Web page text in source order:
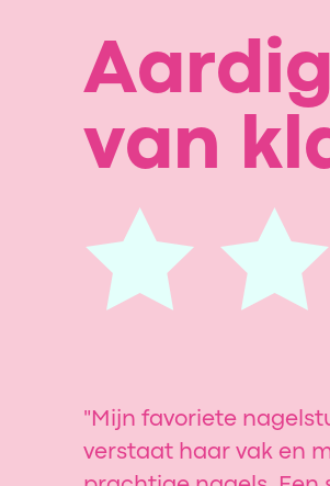
van
"Mijn favoriete
verstaat haar vak en